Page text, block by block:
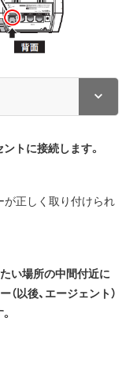
トに接続します。
が正しく取り付けられ
い場所の中間付近に
以後、エージェント）